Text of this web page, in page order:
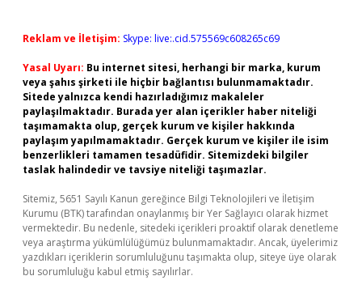
Reklam ve İletişim: Skype: live:.cid.575569c608265c69
Yasal Uyarı: Bu internet sitesi, herhangi bir marka, kurum
veya şahıs şirketi ile hiçbir bağlantısı bulunmamaktadır.
Sitede yalnızca kendi hazırladığımız makaleler
paylaşılmaktadır. Burada yer alan içerikler haber niteliği
taşımamakta olup, gerçek kurum ve kişiler hakkında
paylaşım yapılmamaktadır. Gerçek kurum ve kişiler ile isim
benzerlikleri tamamen tesadüfidir. Sitemizdeki bilgiler
taslak halindedir ve tavsiye niteliği taşımazlar.
Sitemiz, 5651 Sayılı Kanun gereğince Bilgi Teknolojileri ve İletişim
Kurumu (BTK) tarafından onaylanmış bir Yer Sağlayıcı olarak hizmet
vermektedir. Bu nedenle, sitedeki içerikleri proaktif olarak denetleme
veya araştırma yükümlülüğümüz bulunmamaktadır. Ancak, üyelerimiz
yazdıkları içeriklerin sorumluluğunu taşımakta olup, siteye üye olarak
bu sorumluluğu kabul etmiş sayılırlar.